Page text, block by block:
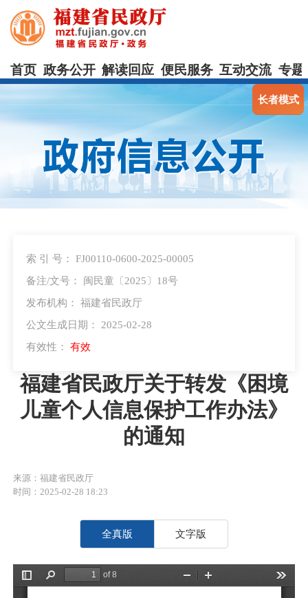
首页 政务公开 解读回应 便民服务 互动交流 专题
长者模式
索 引 号： FJ00110-0600-2025-00005
备注/文号： 闽民童〔2025〕18号
发布机构： 福建省民政厅
公文生成日期： 2025-02-28
有效性： 有效
福建省民政厅关于转发《困境
儿童个人信息保护工作办法》
的通知
来源：福建省民政厅
时间：2025-02-28 18:23
全真版 文字版